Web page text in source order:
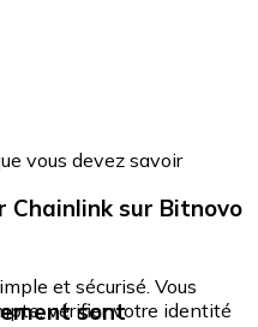
vous devez savoir
Chainlink sur Bitnovo
et sécurisé. Vous
vérifier votre identité
sont